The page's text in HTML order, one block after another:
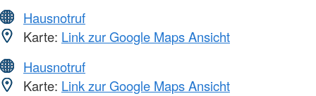
Hausnotruf
Karte: Link zur Google Maps Ansicht
Hausnotruf
Karte: Link zur Google Maps Ansicht